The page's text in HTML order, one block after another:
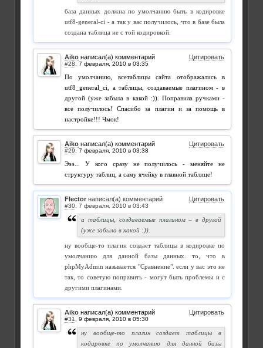
база данных должна по умолчанию быть в кодировке
utf8-general-ci - а так у вас получилось, что в базе была
создана таблица не с той кодировкой.
Aiko написал(а) комментарий Цитировать
#28
По умолчанию, всетаблицы сайта отображались в
utf8_general_ci, а таблицы, создаваемые плагином - в
другой (уже забыла в какой :)). Поправила ручками -
все получилось! Спасибо за плагин и за помощь в
настройке!!! Чмок!
Aiko написал(а) комментарий Цитировать
#29
Эээ... У кого сразу не получилось - меняйте не
структуру таблиц, а саму ячейку в главной таблице!
Flector написал(а) комментарий Цитировать
#30
а таблицы, создаваемые плагином – в другой
(уже забыла в какой :)).
ну вообще-то плагин создает таблицы в кодировке по
умолчанию для данной базы данных. то, что в
phpMyAdmin называется "Сравнение". если у вас это не
так, то советую поправить - могут быть проблемы и с
другими плагинами.
Aiko написал(а) комментарий Цитировать
#31
ну вообще-то плагин создает таблицы в
кодировке по умолчанию для данной базы